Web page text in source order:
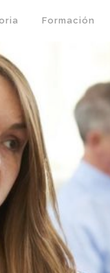
Formación